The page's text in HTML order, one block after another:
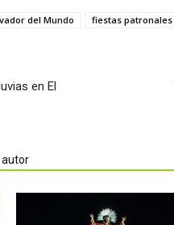
del Mundo fiestas patronales
en El
autor